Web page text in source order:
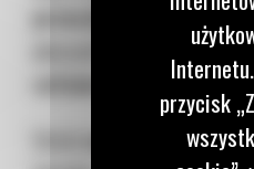
przeszkolenie
pieszych i inne pojazdy,
zasady ruchu,
przycisk